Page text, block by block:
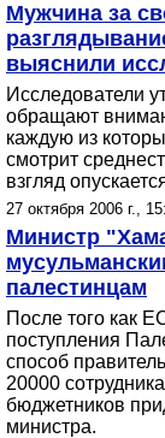
Мужчина за
выяснили
Исследователи
обращают
каждую из
смотрит
взгляд
27 октября 2006 г.,
Министр
палестинцам
После того как
поступления
способ
20000
бюджетников
министра.